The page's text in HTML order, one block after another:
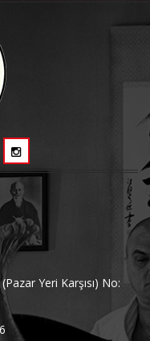
Yeri Karşısı) No: